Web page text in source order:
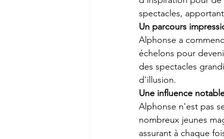
spectacles,
Un parcours
Alphonse a
échelons pour
des spectacles
d'illusion.
Une influence
Alphonse n'est pas
nombreux jeunes
assurant à chaque